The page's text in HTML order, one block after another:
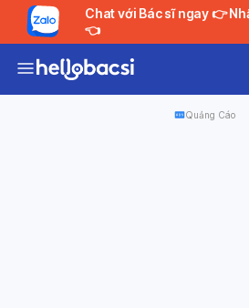
Chat với Bác sĩ ngay 👉 Nhận tư vấn MIỄN PHÍ
👈
Quảng Cáo